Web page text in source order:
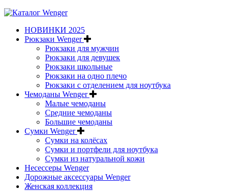
НОВИНКИ 2025
Рюкзаки Wenger
Рюкзаки для мужчин
Рюкзаки для девушек
Рюкзаки школьные
Рюкзаки на одно плечо
Рюкзаки с отделением для ноутбука
Чемоданы Wenger
Малые чемоданы
Средние чемоданы
Большие чемоданы
Сумки Wenger
Сумки на колёсах
Сумки и портфели для ноутбука
Сумки из натуральной кожи
Несессеры Wenger
Дорожные аксессуары Wenger
Женская коллекция